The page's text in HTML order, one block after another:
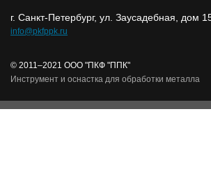
г. Санкт-Петербург, ул. Заусадебная, дом
info@pkfppk.ru
© 2011–2021 ООО "ПКФ "ППК"
Инструмент и оснастка для обработки металла